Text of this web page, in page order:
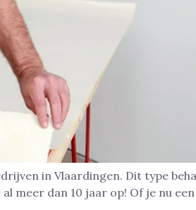
in Vlaardingen. Dit type
meer dan 10 jaar op! Of je nu een